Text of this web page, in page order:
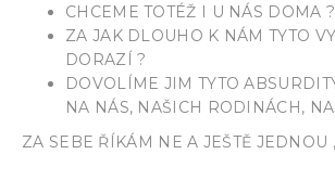
CHCEME TOTÉŽ I U NÁS DOMA ?
ZA JAK DLOUHO K NÁM TYTO
DORAZÍ ?
DOVOLÍME JIM TYTO
NA NÁS, NAŠICH RODINÁCH,
ZA SEBE ŘÍKÁM NE A JEŠTĚ JEDNOU